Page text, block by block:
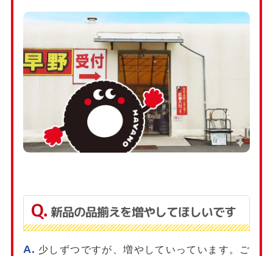
新品の品揃えを増やしてほしいです
少しずつですが、増やしていっています。ご